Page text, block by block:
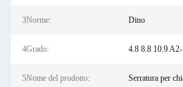
3Norme: Dino
4Grado: 4.8 8.8 10.9
5Nome del prodotto: Serratura per